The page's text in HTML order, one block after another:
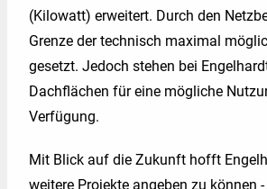
(Kilowatt) erweitert. Durch den
Grenze der technisch maximal
gesetzt. Jedoch stehen bei
Dachflächen für eine mögliche
Verfügung.
Mit Blick auf die Zukunft hofft
weitere Projekte angeben zu können